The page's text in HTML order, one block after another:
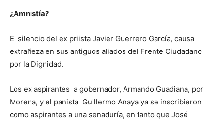
¿Amnistía?
El silencio del ex priista Javier Guerrero García, causa
extrañeza en sus antiguos aliados del Frente Ciudadano
por la Dignidad.
Los ex aspirantes a gobernador, Armando Guadiana, por
Morena, y el panista Guillermo Anaya ya se inscribieron
como aspirantes a una senaduría, en tanto que José